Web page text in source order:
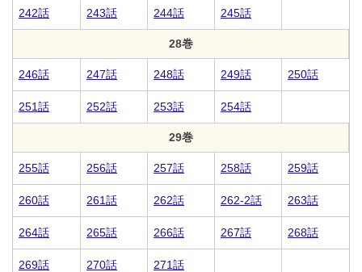
242話 243話 244話 245話
28巻
246話 247話 248話 249話 250話
251話 252話 253話 254話
29巻
255話 256話 257話 258話 259話
260話 261話 262話 262-2話 263話
264話 265話 266話 267話 268話
269話 270話 271話